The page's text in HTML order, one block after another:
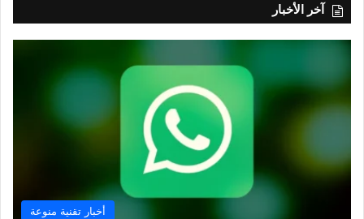
آخر الأخبار
أخبار تقنية منوعة